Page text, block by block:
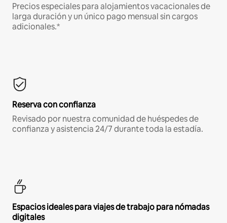
Precios especiales para alojamientos vacacionales de
larga duración y un único pago mensual sin cargos
adicionales.*
Reserva con confianza
Revisado por nuestra comunidad de huéspedes de
confianza y asistencia 24/7 durante toda la estadía.
Espacios ideales para viajes de trabajo para nómadas
digitales